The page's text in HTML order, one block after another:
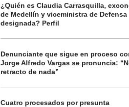
¿Quién es Claudia Carrasquilla,
de Medellín y viceministra de Defensa
designada? Perfil
Denunciante que sigue en proceso
Jorge Alfredo Vargas se pronuncia:
retracto de nada”
Cuatro procesados por presunta